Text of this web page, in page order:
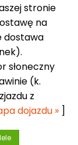
stronie
na
dostawa
słoneczny
(k.
z
dojazdu » ]